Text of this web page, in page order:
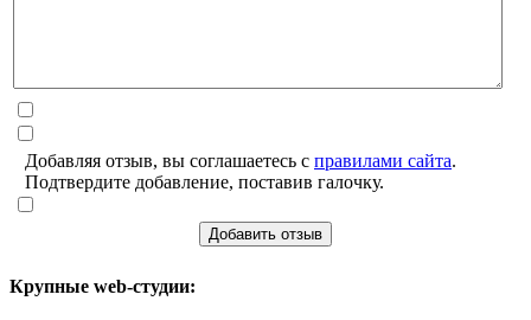
Добавляя отзыв, вы соглашаетесь с правилами сайта.
Подтвердите добавление, поставив галочку.
Добавить отзыв
Крупные web-студии: